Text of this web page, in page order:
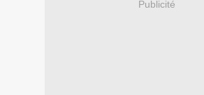
Publicité